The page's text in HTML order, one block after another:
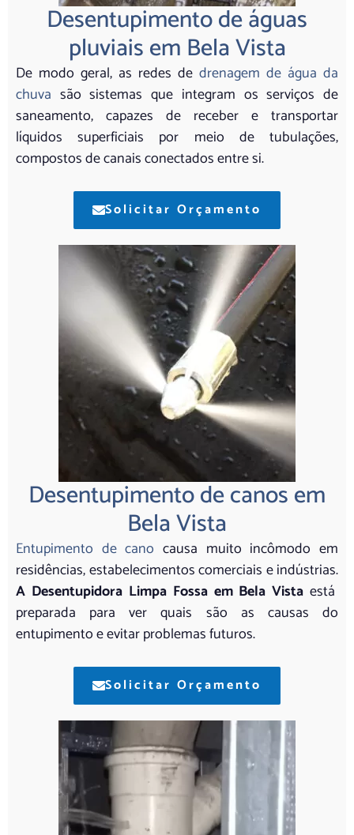
Desentupimento de águas
pluviais em Bela Vista
De modo geral, as redes de drenagem de água da
chuva são sistemas que integram os serviços de
saneamento, capazes de receber e transportar
líquidos superficiais por meio de tubulações,
compostos de canais conectados entre si.
Solicitar Orçamento
Desentupimento de canos em
Bela Vista
Entupimento de cano causa muito incômodo em
residências, estabelecimentos comerciais e indústrias.
A Desentupidora Limpa Fossa em Bela Vista está
preparada para ver quais são as causas do
entupimento e evitar problemas futuros.
Solicitar Orçamento